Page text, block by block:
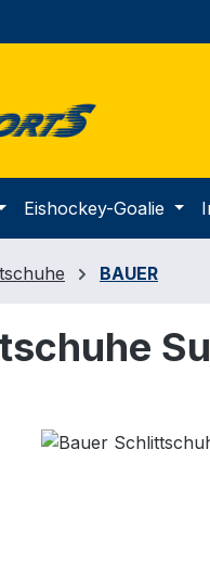
Eishockey-Goalie
BAUER